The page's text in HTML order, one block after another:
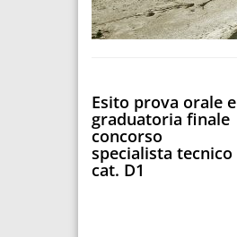
Esito prova orale e
graduatoria finale
concorso
specialista tecnico
cat. D1